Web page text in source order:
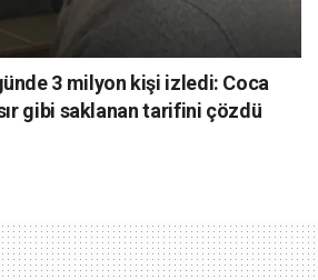
3 milyon kişi izledi: Coca
sır gibi saklanan tarifini çözdü